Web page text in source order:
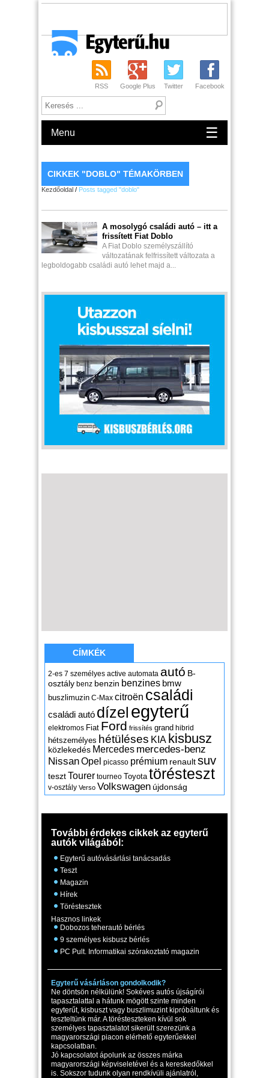
RSS Google Plus Twitter Facebook
Menu ☰
CIKKEK "DOBLO" TÉMAKÖRBEN
Kezdőoldal / Posts tagged "doblo"
A mosolygó családi autó – itt a
frissített Fiat Doblo
A Fiat Doblo személyszállító
változatának felfrissített változata a
legboldogabb családi autó lehet majd a...
CÍMKÉK
2-es 7 személyes active automata autó B-
osztály benz benzin benzines bmw
buszlimuzin C-Max citroën családi
családi autó dízel egyterű
elektromos Fiat Ford frissítés grand hibrid
hétszemélyes hétüléses KIA kisbusz
közlekedés Mercedes mercedes-benz
NissanOpel picasso prémium renaultsuv
tesztTourer tourneo Toyota törésteszt
v-osztály Verso Volkswagen újdonság
További érdekes cikkek az egyterű
autók világából:
Egyterű autóvásárlási tanácsadás
Teszt
Magazin
Hírek
Töréstesztek
Hasznos linkek
Dobozos teherautó bérlés
9 személyes kisbusz bérlés
PC Pult. Informatikai szórakoztató magazin
Egyterű vásárláson gondolkodik?
Ne döntsön nélkülünk! Sokéves autós újságírói
tapasztalattal a hátunk mögött szinte minden
egyterűt, kisbuszt vagy buszlimuzint kipróbáltunk és
teszteltünk már. A törésteszteken kívül sok
személyes tapasztalatot sikerült szerezünk a
magyarországi piacon elérhető egyterűekkel
kapcsolatban.
Jó kapcsolatot ápolunk az összes márka
magyarországi képviseletével és a kereskedőkkel
is. Sokszor tudunk olyan rendkívüli ajánlatról,